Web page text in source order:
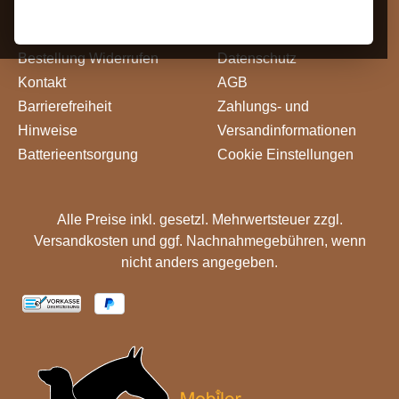
Bestellung Widerrufen
Kontakt
Barrierefreiheit
Hinweise
Batterieentsorgung
Datenschutz
AGB
Zahlungs- und
Versandinformationen
Cookie Einstellungen
Alle Preise inkl. gesetzl. Mehrwertsteuer zzgl.
Versandkosten und ggf. Nachnahmegebühren, wenn
nicht anders angegeben.